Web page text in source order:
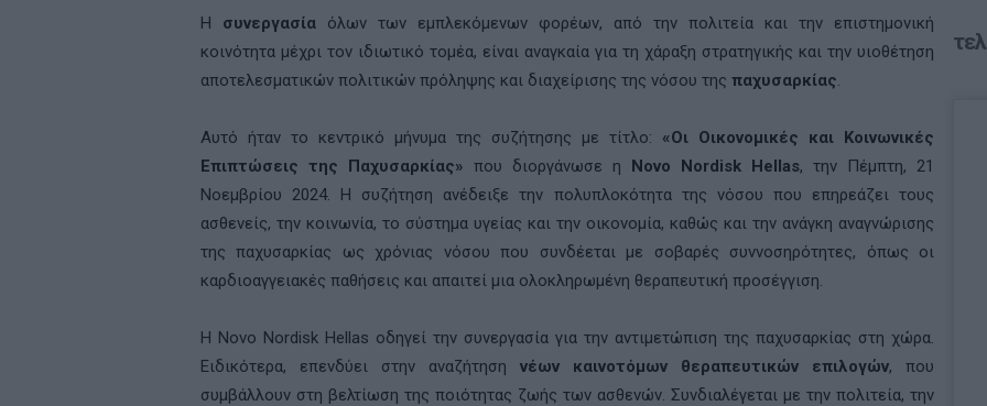
Η συνεργασία όλων των εμπλεκόμενων φορέων, από την πολιτεία και την επιστημονική
κοινότητα μέχρι τον ιδιωτικό τομέα, είναι αναγκαία για τη χάραξη στρατηγικής και την υιοθέτηση
αποτελεσματικών πολιτικών πρόληψης και διαχείρισης της νόσου της παχυσαρκίας.
Αυτό ήταν το κεντρικό μήνυμα της συζήτησης με τίτλο: «Οι Οικονομικές και Κοινωνικές
Επιπτώσεις της Παχυσαρκίας» που διοργάνωσε η Novo Nordisk Hellas, την Πέμπτη, 21
Νοεμβρίου 2024. Η συζήτηση ανέδειξε την πολυπλοκότητα της νόσου που επηρεάζει τους
ασθενείς, την κοινωνία, το σύστημα υγείας και την οικονομία, καθώς και την ανάγκη αναγνώρισης
της παχυσαρκίας ως χρόνιας νόσου που συνδέεται με σοβαρές συννοσηρότητες, όπως οι
καρδιοαγγειακές παθήσεις και απαιτεί μια ολοκληρωμένη θεραπευτική προσέγγιση.
Η Novo Nordisk Hellas οδηγεί την συνεργασία για την αντιμετώπιση της παχυσαρκίας στη χώρα.
Ειδικότερα, επενδύει στην αναζήτηση νέων καινοτόμων θεραπευτικών επιλογών, που
συμβάλλουν στη βελτίωση της ποιότητας ζωής των ασθενών. Συνδιαλέγεται με την πολιτεία, την